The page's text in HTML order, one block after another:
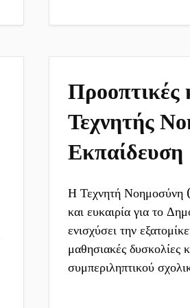
Προοπτικές
Τεχνητής
Εκπαίδευση
Η Τεχνητή Νοημοσύνη
και ευκαιρία για το
ενισχύσει την
μαθησιακές δυσκολίες
συμπεριληπτικού